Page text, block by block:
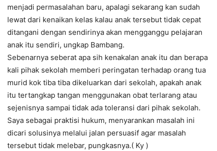
menjadi permasalahan baru, apalagi sekarang kan sudah
lewat dari kenaikan kelas kalau anak tersebut tidak cepat
ditangani dengan sendirinya akan mengganggu pelajaran
anak itu sendiri, ungkap Bambang.
Sebenarnya seberat apa sih kenakalan anak itu dan berapa
kali pihak sekolah memberi peringatan terhadap orang tua
murid kok tiba tiba dikeluarkan dari sekolah, apakah anak
itu tertangkap tangan menggunakan obat terlarang atau
sejenisnya sampai tidak ada toleransi dari pihak sekolah.
Saya sebagai praktisi hukum, menyarankan masalah ini
dicari solusinya melalui jalan persuasif agar masalah
tersebut tidak melebar, pungkasnya.( Ky )